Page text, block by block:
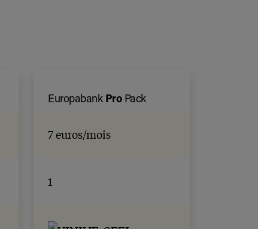
Europabank ProPack
7 euros/mois
1